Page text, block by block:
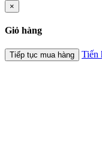
×
Giỏ hàng
Tiếp tục mua hàng Tiến